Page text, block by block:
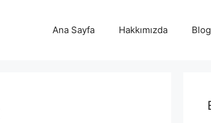
Ana Sayfa Hakkımızda Blog